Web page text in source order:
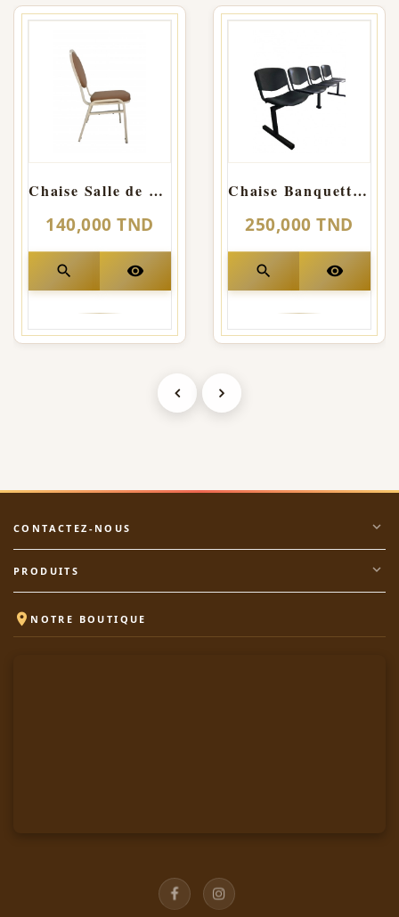
Chaise Salle de Fête confortable HILTON
140,000 TND
search visibility
Chaise Banquette visiteur SMART
250,000 TND
search visibility
CONTACTEZ-NOUS expand_more
PRODUITS expand_more
 NOTRE BOUTIQUE
FacebookInstagram